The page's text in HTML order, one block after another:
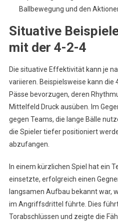
Ballbewegung und den
Situative
mit der 4-2-4
Die situative Effektivität kann je
variieren. Beispielsweise kann die
Pässe bevorzugen, deren
Mittelfeld Druck ausüben. Im
gegen Teams, die lange Bälle
die Spieler tiefer positioniert
abzufangen.
In einem kürzlichen Spiel hat ein
einsetzte, erfolgreich einen
langsamen Aufbau bekannt war,
im Angriffsdrittel führte. Dies
Torabschlüssen und zeigte die